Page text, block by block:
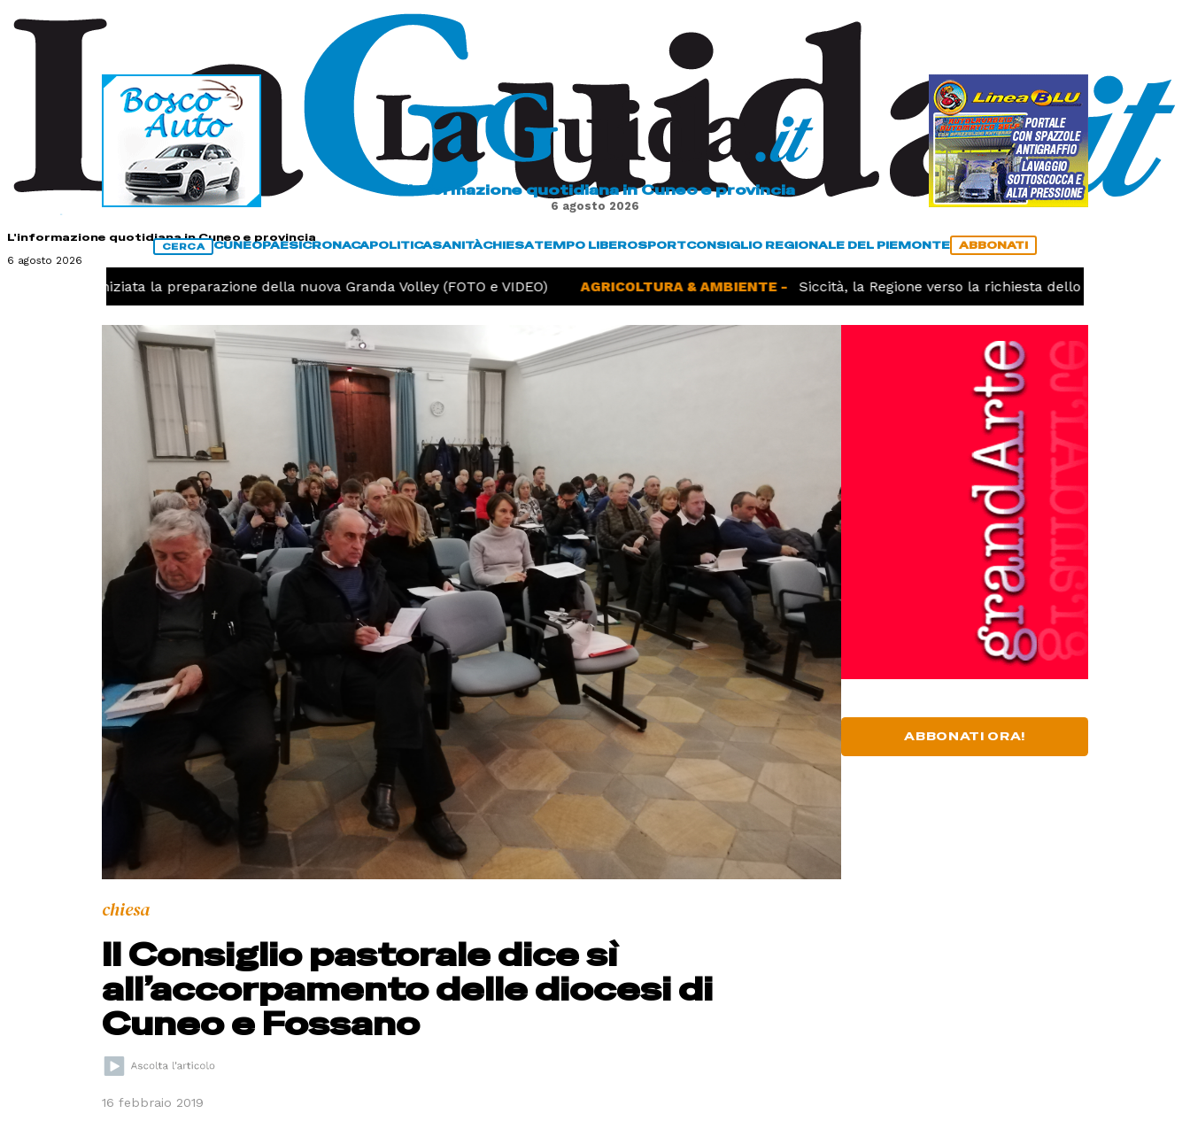
L'informazione quotidiana in Cuneo e provincia
6 agosto 2026
L'informazione quotidiana in Cuneo e provincia
6 agosto 2026
CERCA CUNEOPAESICRONACAPOLITICASANITÀCHIESATEMPO LIBEROSPORTCONSIGLIO REGIONALE DEL PIEMONTE ABBONATI
Pallavolo, iniziata la preparazione della nuova Granda Volley (FOTO e VIDEO) AGRICOLTURA & AMBIENTE - Siccità, la Regione verso la richiesta dello stato di calamità
chiesa
Il Consiglio pastorale dice sì
all’accorpamento delle diocesi di
Cuneo e Fossano
16 febbraio 2019
ABBONATI ORA!